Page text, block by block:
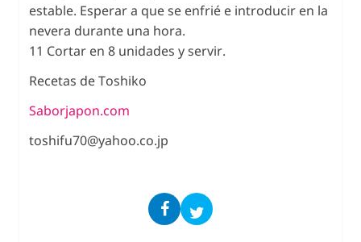
estable. Esperar a que se enfrié e introducir en la
nevera durante una hora.
11 Cortar en 8 unidades y servir.
Recetas de Toshiko
Saborjapon.com
toshifu70@yahoo.co.jp